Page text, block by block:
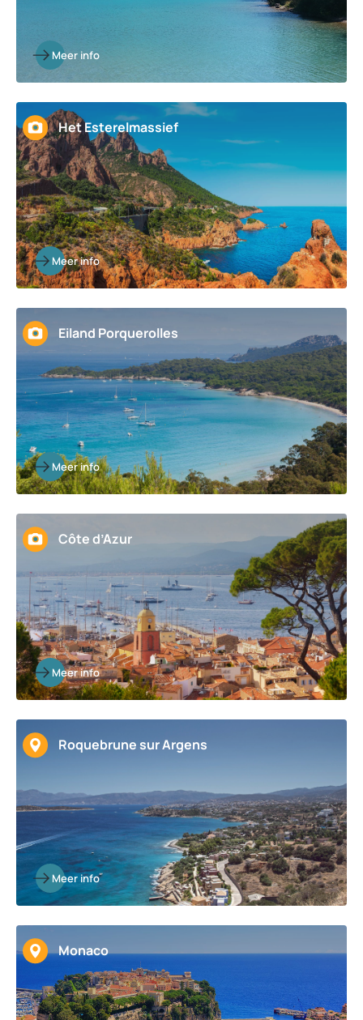
Meer info
Het Esterelmassief
Meer info
Eiland Porquerolles
Meer info
Côte d’Azur
Meer info
Roquebrune sur Argens
Meer info
Monaco